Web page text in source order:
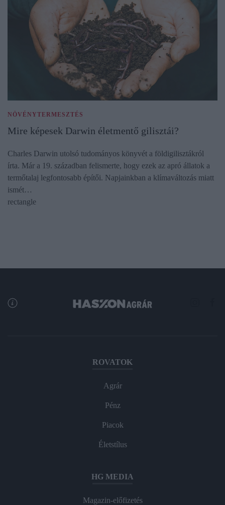
NÖVÉNYTERMESZTÉS
Mire képesek Darwin életmentő gilisztái?
Charles Darwin utolsó tudományos könyvét a földigilisztákról
írta. Már a 19. században felismerte, hogy ezek az apró állatok a
termőtalaj legfontosabb építői. Napjainkban a klímaváltozás miatt
ismét…
rectangle
ROVATOK
Agrár
Pénz
Piacok
Életstílus
HG MEDIA
Magazin-előfizetés